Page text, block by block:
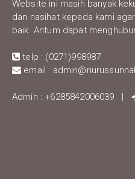
Website ini masih banyak
dan nasihat kepada kami
baik. Antum dapat
telp : (0271)998987
email :
Admin : +6285842006039 |